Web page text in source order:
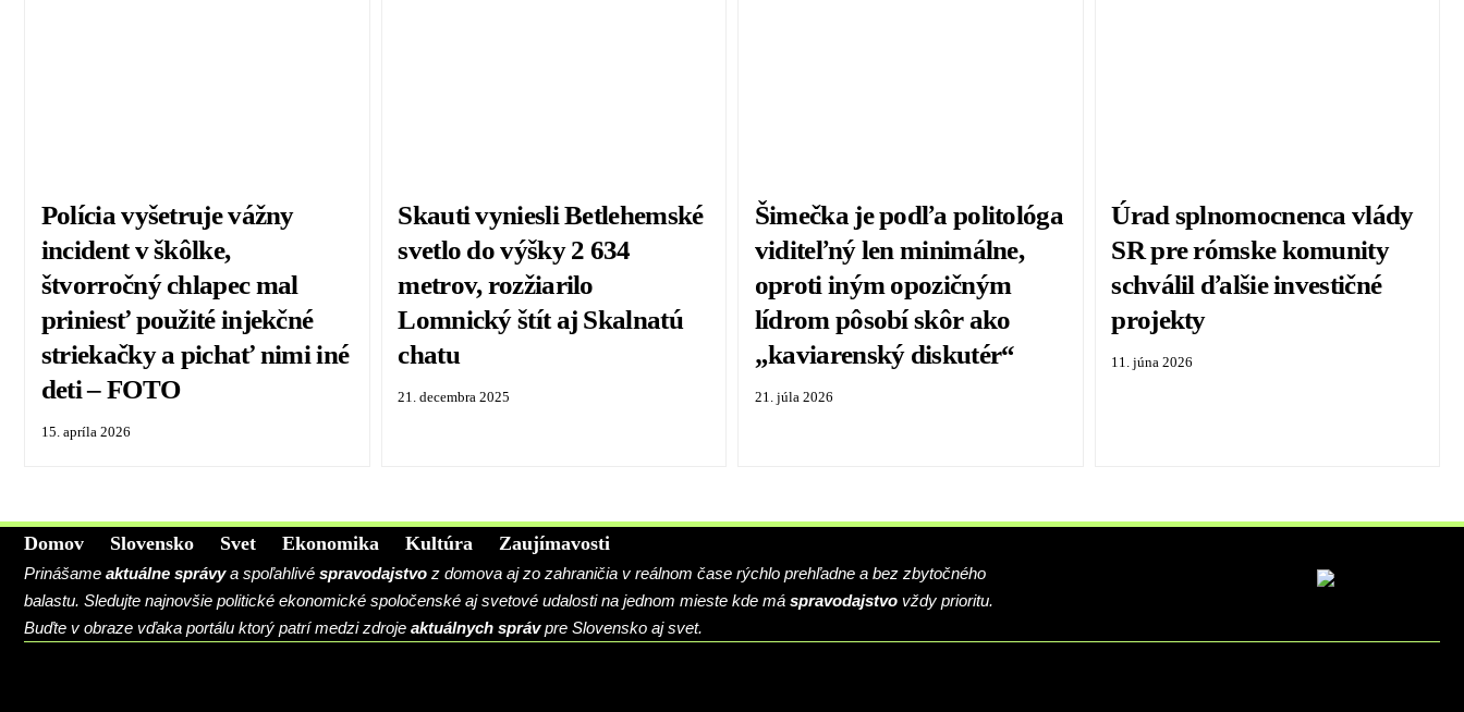
Polícia vyšetruje vážny
incident v škôlke,
štvorročný chlapec mal
priniesť použité injekčné
striekačky a pichať nimi iné
deti – FOTO
15. apríla 2026
Skauti vyniesli Betlehemské
svetlo do výšky 2 634
metrov, rozžiarilo
Lomnický štít aj Skalnatú
chatu
21. decembra 2025
Šimečka je podľa politológa
viditeľný len minimálne,
oproti iným opozičným
lídrom pôsobí skôr ako
„kaviarenský diskutér“
21. júla 2026
Úrad splnomocnenca vlády
SR pre rómske komunity
schválil ďalšie investičné
projekty
11. júna 2026
Domov Slovensko Svet Ekonomika Kultúra Zaujímavosti
Prinášame aktuálne správya spoľahlivé spravodajstvo z domova aj zo zahraničia v reálnom čase rýchlo prehľadne a bez zbytočného
balastu. Sledujte najnovšie politické ekonomické spoločenské aj svetové udalosti na jednom mieste kde má spravodajstvo vždy prioritu.
Buďte v obraze vďaka portálu ktorý patrí medzi zdroje aktuálnych správpre Slovensko aj svet.